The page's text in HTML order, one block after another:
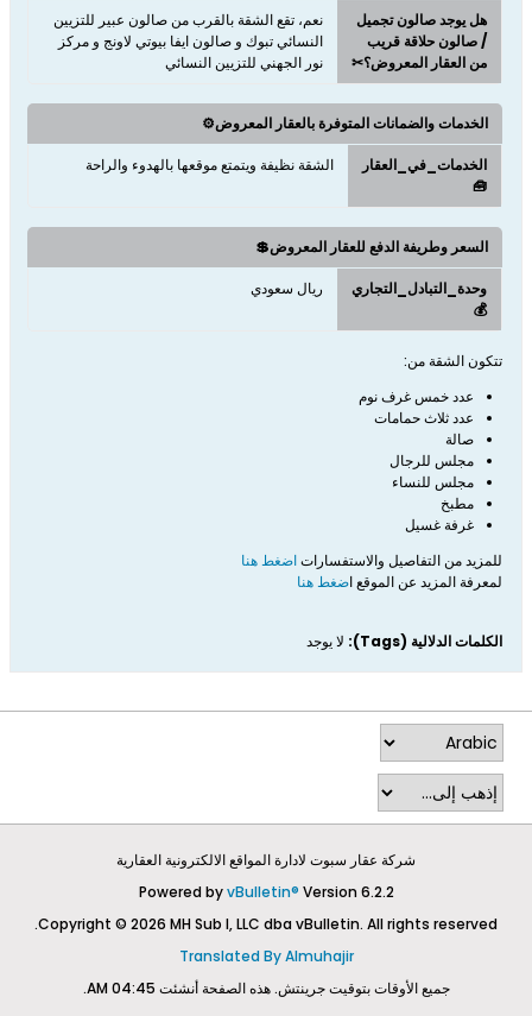
هل يوجد صالون تجميل
/ صالون حلاقة قريب
من العقار المعروض؟✂
نعم، تقع الشقة بالقرب من صالون عبير للتزيين
النسائي تبوك و صالون ايفا بيوتي لاونج و مركز
نور الجهني للتزيين النسائي
الخدمات والضمانات المتوفرة بالعقار المعروض⚙️
الخدمات_في_العقار
🧰
الشقة نظيفة ويتمتع موقعها بالهدوء والراحة
السعر وطريفة الدفع للعقار المعروض💲
وحدة_التبادل_التجاري
💰
ريال سعودي
تتكون الشقة من:
عدد خمس غرف نوم
عدد ثلاث حمامات
صالة
مجلس للرجال
مجلس للنساء
مطبخ
غرفة غسيل
للمزيد من التفاصيل والاستفساراتاضغط هنا
لمعرفة المزيد عن الموقع اضغط هنا
الكلمات الدلالية (Tags): لا يوجد
شركة عقار سبوت لادارة المواقع الالكترونية العقارية
Powered byvBulletin® Version 6.2.2
Copyright © 2026 MH Sub I, LLC dba vBulletin. All rights reserved.
Translated By Almuhajir
جميع الأوقات بتوقيت جرينتش. هذه الصفحة أنشئت 04:45 AM.